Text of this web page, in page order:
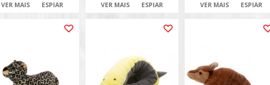
VER MAIS ESPIAR
VER MAIS
ESPIAR
VER MAIS
ESPIAR